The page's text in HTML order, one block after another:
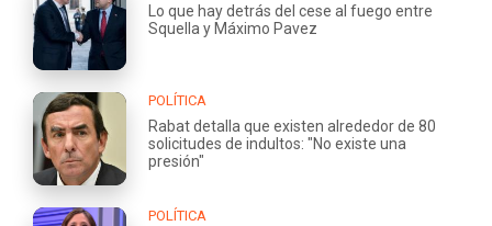
Lo que hay detrás del cese al fuego entre
Squella y Máximo Pavez
POLÍTICA
Rabat detalla que existen alrededor de 80
solicitudes de indultos: "No existe una
presión"
POLÍTICA